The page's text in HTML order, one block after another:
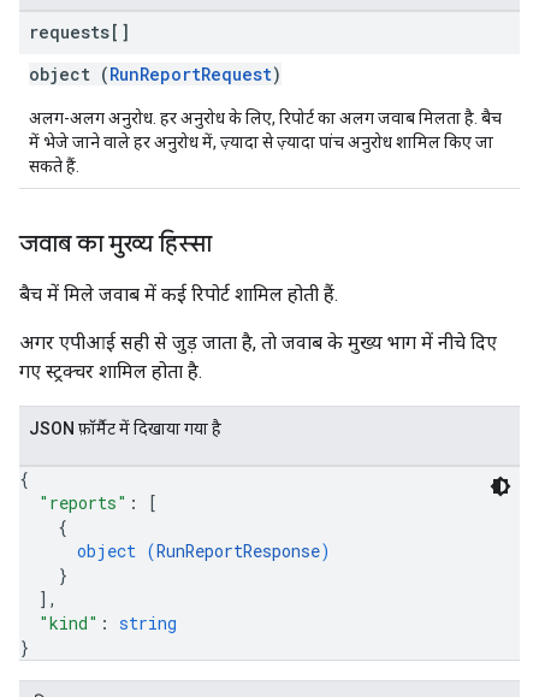
requests[]
object (RunReportRequest)
अलग-अलग अनुरोध. हर अनुरोध के लिए, रिपोर्ट का अलग जवाब मिलता है. बैच
में भेजे जाने वाले हर अनुरोध में, ज़्यादा से ज़्यादा पांच अनुरोध शामिल किए जा
सकते हैं.
जवाब का मुख्य हिस्सा
बैच में मिले जवाब में कई रिपोर्ट शामिल होती हैं.
अगर एपीआई सही से जुड़ जाता है, ताे जवाब के मुख्य भाग में नीचे दिए
गए स्ट्रक्चर शामिल होता है.
JSON फ़ॉर्मैट में दिखाया गया है
{
"reports" :
[
{
object (RunReportResponse)
}
] ,
"kind" : string
}